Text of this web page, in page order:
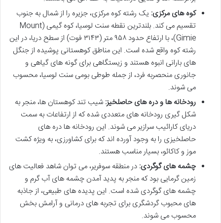
کوه های مرکزی: یک رشته کوه مرکزی، جزیره را از شمال به جنوب
تقسیم می کند. بلندترین نقطه سنت لوسیا، کوه گیمی (Mount
Gimie)، با ارتفاع حدود ۹۵۸ متر (۳۱۴۳ فوت) از سطح دریا، در این
رشته کوه واقع شده است. این مناطق کوهستانی پوشیده از جنگل
های بارانی انبوه هستند و زیستگاهی برای گونه های گیاهی و
جانوری منحصربه فرد، از جمله طوطی بومی سنت لوسیا، محسوب
می شوند.
رودخانه ها و دره های حاصلخیز: شیب تند کوهستان ها، منجر به
شکل گیری رودخانه های متعددی شده که از ارتفاعات به سمت
دریای کارائیب سرازیر می شوند. این رودخانه ها دره های
حاصلخیزی را به وجود آورده اند که برای کشاورزی، به ویژه کشت
موز و کاکائو، بسیار مناسب هستند.
چشمه های گوگردی: در منطقه سوفریر، می توان شاهد فعالیت های
زمین گرمایی بود که منجر به پدید آمدن چشمه های آب گرم و
چشمه های گوگردی شده است. این پدیده های طبیعی، از جاذبه
های محبوب گردشگری برای تجربه های درمانی و آرامش بخش
محسوب می شوند.